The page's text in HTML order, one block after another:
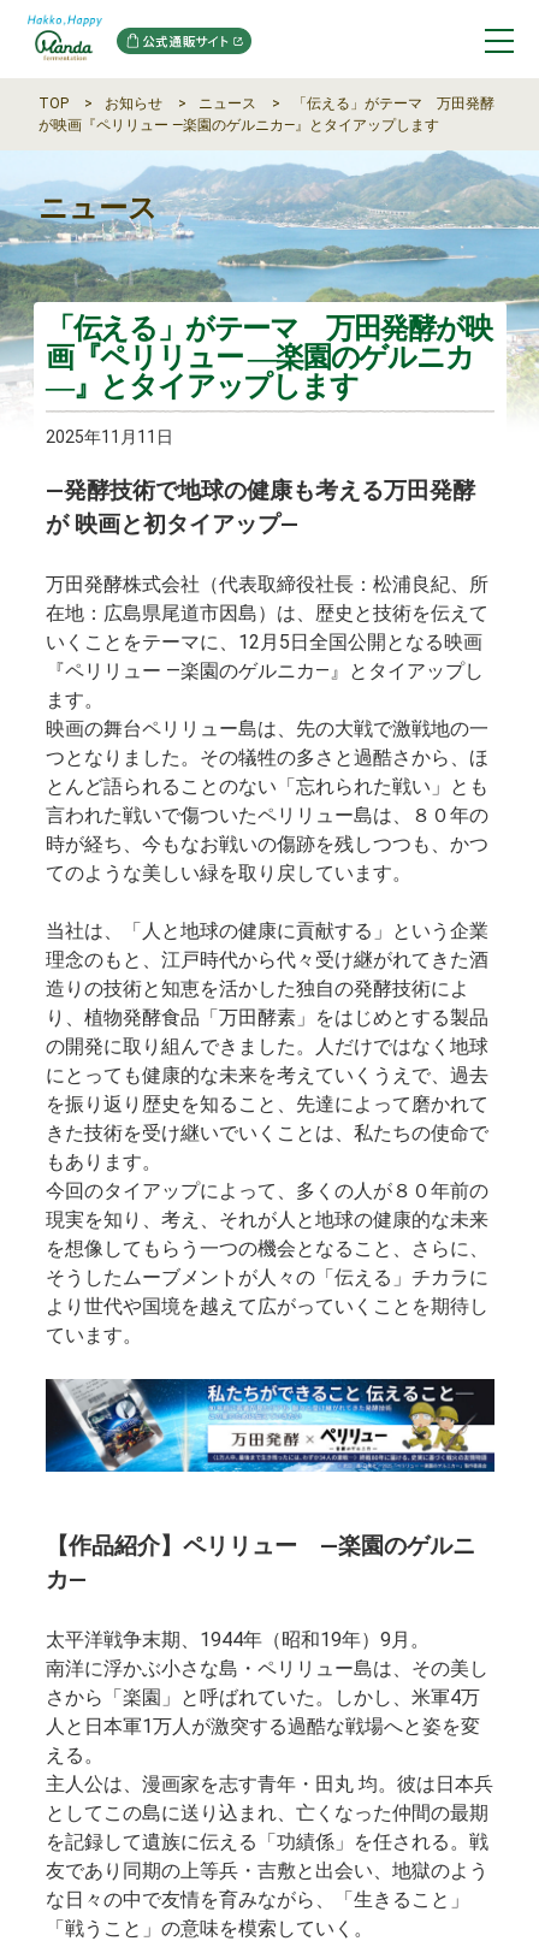
TOP お知らせ ニュース
「伝える」がテーマ 万田発酵
が映画『ペリリュー ―楽園のゲルニカ―』とタイアップします
ニュース
「伝える」がテーマ 万田発酵が映
画『ペリリュー ―楽園のゲルニカ
―』とタイアップします
2025年11月11日
―発酵技術で地球の健康も考える万田発酵
が 映画と初タイアップ―
万田発酵株式会社（代表取締役社長：松浦良紀、所
在地：広島県尾道市因島）は、歴史と技術を伝えて
いくことをテーマに、12月5日全国公開となる映画
『ペリリュー ―楽園のゲルニカ―』とタイアップし
ます。
映画の舞台ペリリュー島は、先の大戦で激戦地の一
つとなりました。その犠牲の多さと過酷さから、ほ
とんど語られることのない「忘れられた戦い」とも
言われた戦いで傷ついたペリリュー島は、８０年の
時が経ち、今もなお戦いの傷跡を残しつつも、かつ
てのような美しい緑を取り戻しています。
当社は、「人と地球の健康に貢献する」という企業
理念のもと、江戸時代から代々受け継がれてきた酒
造りの技術と知恵を活かした独自の発酵技術によ
り、植物発酵食品「万田酵素」をはじめとする製品
の開発に取り組んできました。人だけではなく地球
にとっても健康的な未来を考えていくうえで、過去
を振り返り歴史を知ること、先達によって磨かれて
きた技術を受け継いでいくことは、私たちの使命で
もあります。
今回のタイアップによって、多くの人が８０年前の
現実を知り、考え、それが人と地球の健康的な未来
を想像してもらう一つの機会となること、さらに、
そうしたムーブメントが人々の「伝える」チカラに
より世代や国境を越えて広がっていくことを期待し
ています。
【作品紹介】ペリリュー ―楽園のゲルニ
カ―
太平洋戦争末期、1944年（昭和19年）9月。
南洋に浮かぶ小さな島・ペリリュー島は、その美し
さから「楽園」と呼ばれていた。しかし、米軍4万
人と日本軍1万人が激突する過酷な戦場へと姿を変
える。
主人公は、漫画家を志す青年・田丸 均。彼は日本兵
としてこの島に送り込まれ、亡くなった仲間の最期
を記録して遺族に伝える「功績係」を任される。戦
友であり同期の上等兵・吉敷と出会い、地獄のよう
な日々の中で友情を育みながら、「生きること」
「戦うこと」の意味を模索していく。